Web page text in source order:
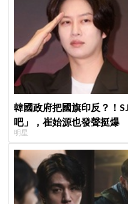
韓國政府把國旗印反？！
吧」，崔始源也發聲挺爆
明星